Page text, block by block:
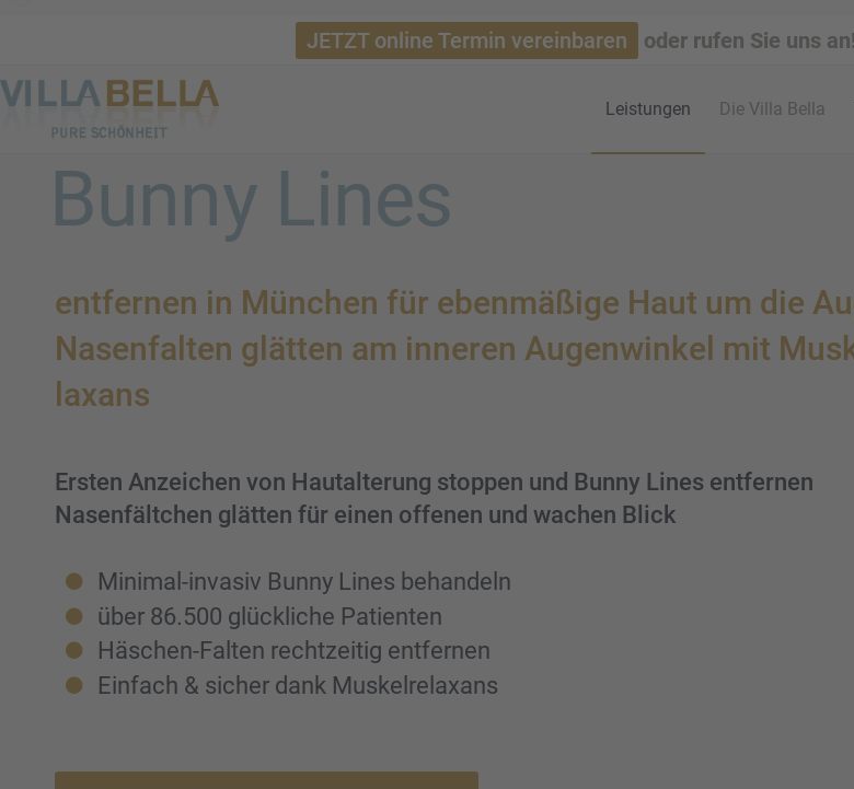
JETZT online Termin vereinbaren oder rufen Sie uns an!
Leistun­gen Die Villa Bella
Bunny Lines
entfer­nen in München für ebenmä­ßige Haut um die
Nasen­fal­ten glätten am inneren Augen­win­kel mit
lax­ans
Ersten Anzei­chen von Hautal­te­rung stoppen und Bunny Lines entfer­nen
Nasen­fält­chen glätten für einen offenen und wachen Blick
Minimal-invasiv Bunny Lines behan­deln
über 86.500 glück­li­che Patien­ten
Häschen-Falten recht­zei­tig entfer­nen
Einfach & sicher dank Muskel­re­lax­ans